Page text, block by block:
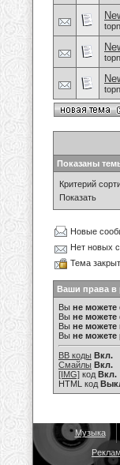
Показаны
Критерий
Показать
Новые
Нет новых
Тема
Ваши права в
Вы не можете
Вы не можете
Вы не можете
Вы не можете
BB коды Вкл.
Смайлы Вкл.
[IMG] код Вкл.
HTML код
Музыка